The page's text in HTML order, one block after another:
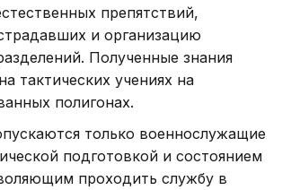
препятствий,
и организацию
Полученные знания
тактических учениях на
полигонах.
только военнослужащие
подготовкой и состоянием
проходить службу в